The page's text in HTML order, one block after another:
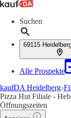
Suchen
69115
Alle Prospekte
kaufDA Heidelberg
Pizza Hut Filiale -
Öffnungszeiten